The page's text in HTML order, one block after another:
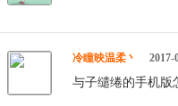
冷瞳映温柔丶 2017-
与子缱绻的手机版